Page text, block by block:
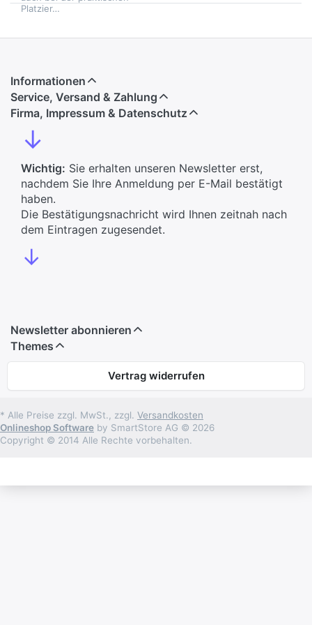
Platzier…
Informationen
Service, Versand & Zahlung
Firma, Impressum & Datenschutz
↓
Wichtig: Sie erhalten unseren Newsletter erst,
nachdem Sie Ihre Anmeldung per E-Mail bestätigt
haben.
Die Bestätigungsnachricht wird Ihnen zeitnah nach
dem Eintragen zugesendet.
↓
Newsletter abonnieren
Themes
Vertrag widerrufen
* Alle Preise zzgl. MwSt., zzgl. Versandkosten
Onlineshop Software by SmartStore AG © 2026
Copyright © 2014 Alle Rechte vorbehalten.